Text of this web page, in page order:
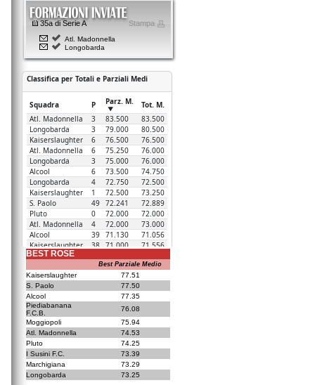
35a di Serie A Stampa
Atl. Madonnella
Longobarda